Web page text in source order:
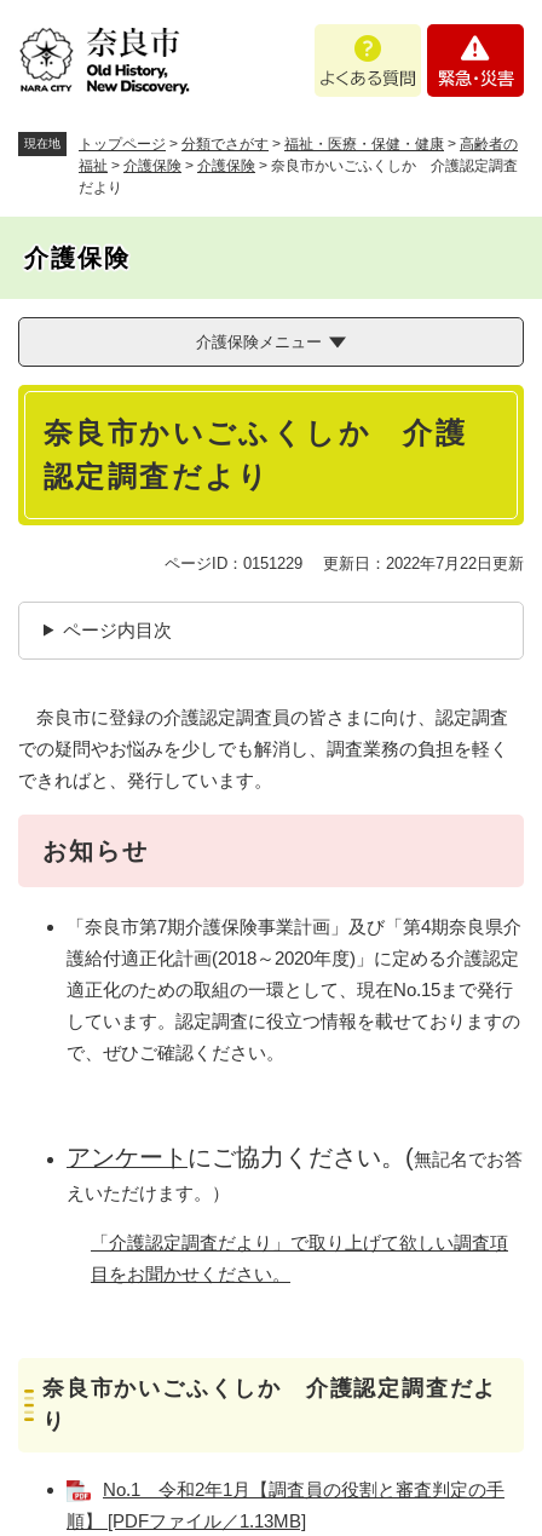
。
あ
問
・
現在地 トップページ > 分類でさがす > 福祉・医療・保健・健康 > 高齢者の
福祉 > 介護保険 > 介護保険 > 奈良市かいごふくしか 介護認定調査
だより
介護保険
介護保険メニュー
本
奈良市かいごふくしか 介護
認定調査だより
ページID：0151229 更新日：2022年7月22日更新
ページ内目次
奈良市に登録の介護認定調査員の皆さまに向け、認定調査
での疑問やお悩みを少しでも解消し、調査業務の負担を軽く
できればと、発行しています。
お知らせ
「奈良市第7期介護保険事業計画」及び「第4期奈良県介
護給付適正化計画(2018～2020年度)」に定める介護認定
適正化のための取組の一環として、現在No.15まで発行
しています。認定調査に役立つ情報を載せておりますの
で、ぜひご確認ください。
アンケート にご協力ください。(無記名でお答
えいただけます。）
「介護認定調査だより」で取り上げて欲しい調査項
目をお聞かせください。
奈良市かいごふくしか 介護認定調査だよ
り
No.1 令和2年1月【調査員の役割と審査判定の手
順】 [PDFファイル／1.13MB]